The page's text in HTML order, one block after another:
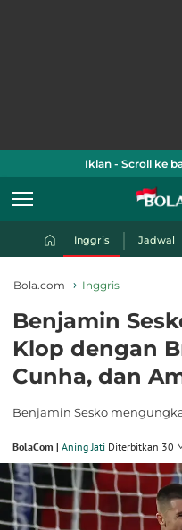
Iklan - Scroll ke
Inggris Jadwal
Bola.com Inggris
Benjamin
Klop dengan
Cunha, dan
Benjamin Sesko
BolaCom | Aning Jati Diterbitkan 30